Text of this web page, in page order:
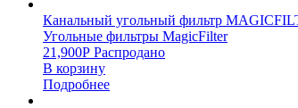
Канальный угольный фильтр
Угольные фильтры MagicFilter
21,900Р Распродано
В корзину
Подробнее